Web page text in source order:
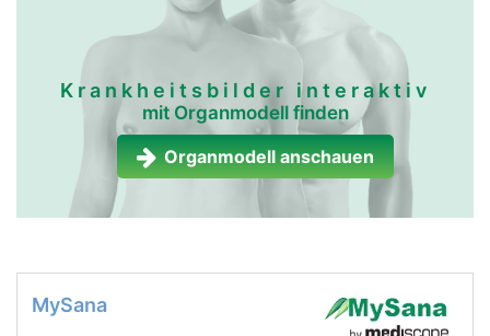
Krankheitsbilder interaktiv
mit Organmodell finden
Organmodell anschauen
MySana